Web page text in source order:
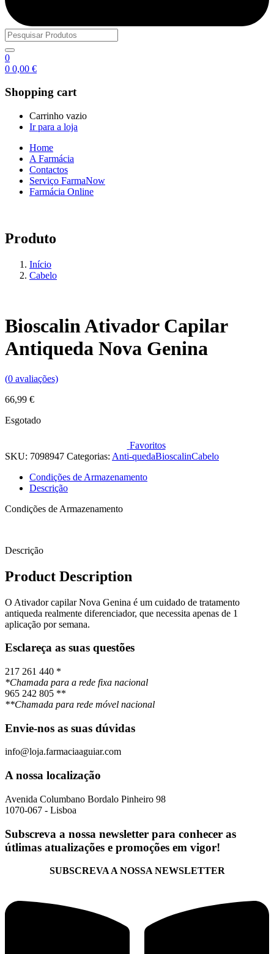
0
0 0,00 €
Shopping cart
Carrinho vazio
Ir para a loja
Home
A Farmácia
Contactos
Serviço FarmaNow
Farmácia Online
Produto
Início
Cabelo
Bioscalin Ativador Capilar
Antiqueda Nova Genina
(0 avaliações)
66,99 €
Esgotado
Favoritos
SKU: 7098947 Categorias: Anti-quedaBioscalinCabelo
Condições de Armazenamento
Descrição
Condições de Armazenamento
Descrição
Product Description
O Ativador capilar Nova Genina é um cuidado de tratamento
antiqueda realmente diferenciador, que necessita apenas de 1
aplicação por semana.
Esclareça as suas questões
217 261 440 *
*Chamada para a rede fixa nacional
965 242 805 **
**Chamada para rede móvel nacional
Envie-nos as suas dúvidas
info@loja.farmaciaaguiar.com
A nossa localização
Avenida Columbano Bordalo Pinheiro 98
1070-067 - Lisboa
Subscreva a nossa newsletter para conhecer as
útlimas atualizações e promoções em vigor!
SUBSCREVA A NOSSA NEWSLETTER